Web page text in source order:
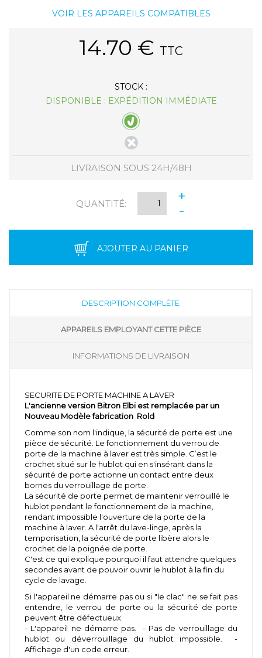
VOIR LES APPAREILS COMPATIBLES
14.70 € TTC
STOCK :
DISPONIBLE : EXPÉDITION IMMÉDIATE
LIVRAISON SOUS 24H/48H
QUANTITÉ:
+
-
AJOUTER AU PANIER
DESCRIPTION COMPLÈTE
APPAREILS EMPLOYANT CETTE PIÈCE
INFORMATIONS DE LIVRAISON
SECURITE DE PORTE MACHINE A LAVER
L'ancienne version Bitron Elbi est remplacée par un
Nouveau Modèle fabrication Rold
Comme son nom l'indique, la sécurité de porte est une
pièce de sécurité. Le fonctionnement du verrou de
porte de la machine à laver est très simple. C’est le
crochet situé sur le hublot qui en s'insérant dans la
sécurité de porte actionne un contact entre deux
bornes du verrouillage de porte.
La sécurité de porte permet de maintenir verrouillé le
hublot pendant le fonctionnement de la machine,
rendant impossible l'ouverture de la porte de la
machine à laver. A l'arrêt du lave-linge, après la
temporisation, la sécurité de porte libère alors le
crochet de la poignée de porte.
C'est ce qui explique pourquoi il faut attendre quelques
secondes avant de pouvoir ouvrir le hublot à la fin du
cycle de lavage.
Si l'appareil ne démarre pas ou si "le clac" ne se fait pas
entendre, le verrou de porte ou la sécurité de porte
peuvent être défectueux.
- L'appareil ne démarre pas. - Pas de verrouillage du
hublot ou déverrouillage du hublot impossible. -
Affichage d'un code erreur.